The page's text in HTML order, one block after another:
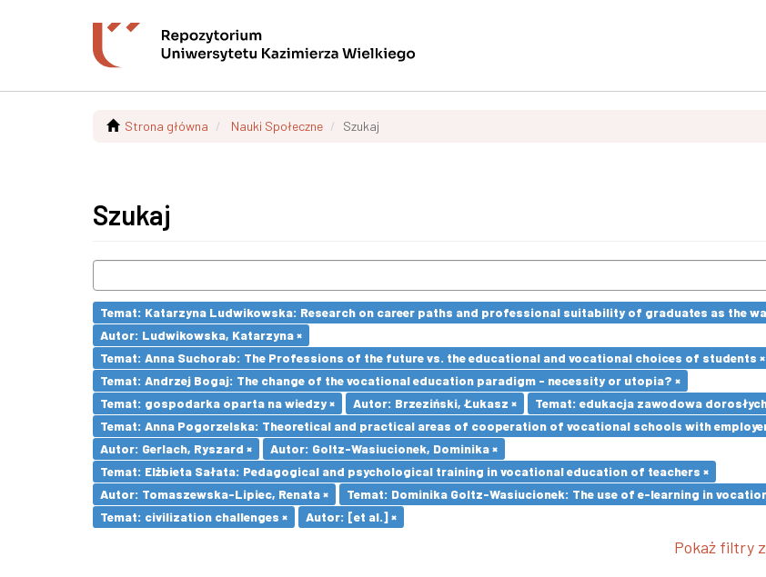
Strona główna Nauki Społeczne Szukaj
Szukaj
Temat: Katarzyna Ludwikowska: Research on career paths and professional suitability of graduates as the
Autor: Ludwikowska, Katarzyna ×
Temat: Anna Suchorab: The Professions of the future vs. the educational and vocational choices of students ×
Temat: Andrzej Bogaj: The change of the vocational education paradigm - necessity or utopia? ×
Temat: gospodarka oparta na wiedzy ×
Autor: Brzeziński, Łukasz ×
Temat: edukacja zawodowa
Temat: Anna Pogorzelska: Theoretical and practical areas of cooperation of vocational schools with
Autor: Gerlach, Ryszard ×
Autor: Goltz-Wasiucionek, Dominika ×
Temat: Elżbieta Sałata: Pedagogical and psychological training in vocational education of teachers ×
Autor: Tomaszewska-Lipiec, Renata ×
Temat: Dominika Goltz-Wasiucionek: The use of e-learning in
Temat: civilization challenges ×
Autor: [et al.] ×
Pokaż filtry